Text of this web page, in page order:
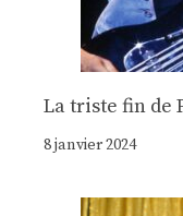
La triste fin de
8 janvier 2024